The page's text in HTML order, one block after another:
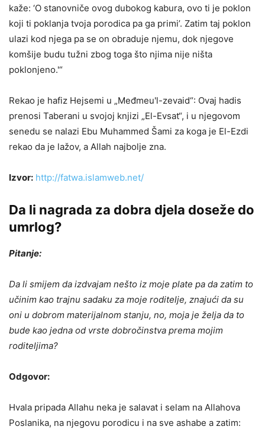
kaže: ‘O stanovniče ovog dubokog kabura, ovo ti je poklon
koji ti poklanja tvoja porodica pa ga primi’. Zatim taj poklon
ulazi kod njega pa se on obraduje njemu, dok njegove
komšije budu tužni zbog toga što njima nije ništa
poklonjeno.'“
Rekao je hafiz Hejsemi u „Međmeu'l-zevaid“: Ovaj hadis
prenosi Taberani u svojoj knjizi „El-Evsat“, i u njegovom
senedu se nalazi Ebu Muhammed Šami za koga je El-Ezdi
rekao da je lažov, a Allah najbolje zna.
Izvor: http://fatwa.islamweb.net/
Da li nagrada za dobra djela doseže do
umrlog?
Pitanje:
Da li smijem da izdvajam nešto iz moje plate pa da zatim to
učinim kao trajnu sadaku za moje roditelje, znajući da su
oni u dobrom materijalnom stanju, no, moja je želja da to
bude kao jedna od vrste dobročinstva prema mojim
roditeljima?
Odgovor:
Hvala pripada Allahu neka je salavat i selam na Allahova
Poslanika, na njegovu porodicu i na sve ashabe a zatim: